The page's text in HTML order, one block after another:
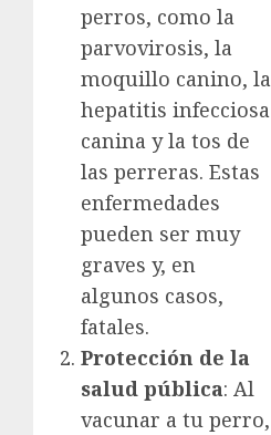
perros, como la
parvovirosis, la
moquillo canino, la
hepatitis infecciosa
canina y la tos de
las perreras. Estas
enfermedades
pueden ser muy
graves y, en
algunos casos,
fatales.
Protección de la
salud pública: Al
vacunar a tu perro,